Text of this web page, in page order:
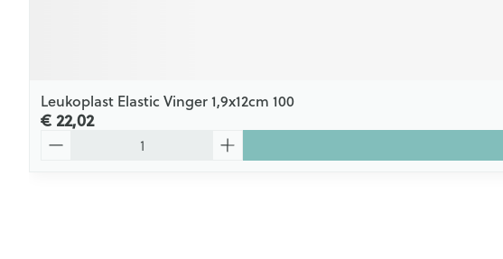
Leukoplast Elastic Vinger 1,9x12cm 100
€ 22,02